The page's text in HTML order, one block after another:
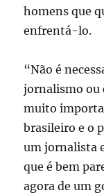
homens que
enfrentá-lo.
“Não é
jornalismo ou
muito
brasileiro e o
um jornalista
que é bem
agora de um